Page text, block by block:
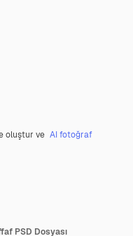
oluştur ve AI fotoğraf
PSD Dosyası